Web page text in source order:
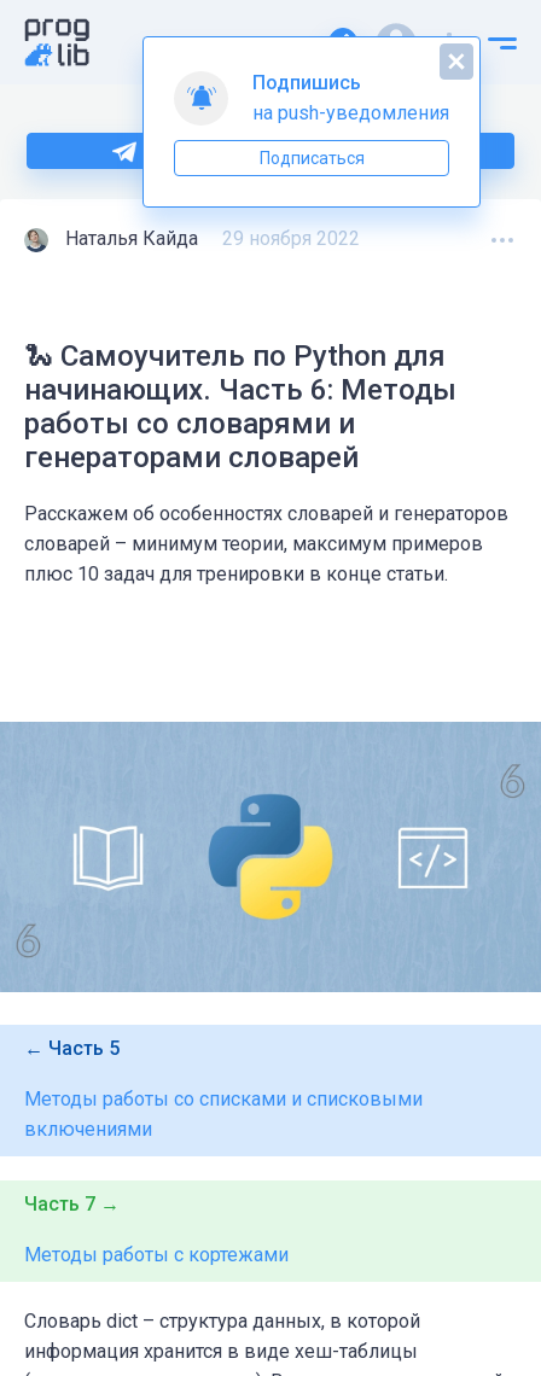
Больше информации по Python тут
Наталья Кайда 29 ноября 2022
🐍 Самоучитель по Python для
начинающих. Часть 6: Методы
работы со словарями и
генераторами словарей
Расскажем об особенностях словарей и генераторов
словарей – минимум теории, максимум примеров
плюс 10 задач для тренировки в конце статьи.
← Часть 5
Методы работы со списками и списковыми
включениями
Часть 7 →
Методы работы с кортежами
Словарь dict – структура данных, в которой
информация хранится в виде хеш-таблицы
Подпишись
на push-уведомления
Подписаться